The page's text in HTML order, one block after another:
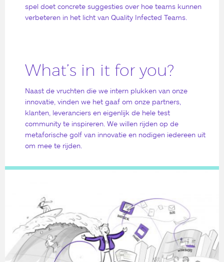
spel doet concrete suggesties over hoe teams kunnen
verbeteren in het licht van Quality Infected Teams.
What’s in it for you?
Naast de vruchten die we intern plukken van onze
innovatie, vinden we het gaaf om onze partners,
klanten, leveranciers en eigenlijk de hele test
community te inspireren. We willen rijden op de
metaforische golf van innovatie en nodigen iedereen uit
om mee te rijden.